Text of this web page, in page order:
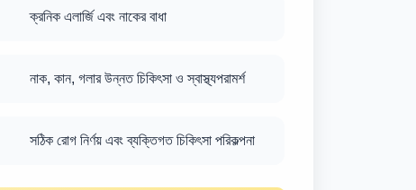
ক্রনিক এলার্জি এবং নাকের বাধা
নাক, কান, গলার উন্নত চিকিৎসা ও স্বাস্থ্যপরামর্শ
সঠিক রোগ নির্ণয় এবং ব্যক্তিগত চিকিৎসা পরিকল্পনা